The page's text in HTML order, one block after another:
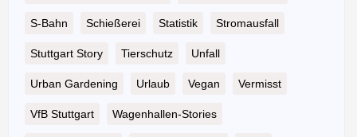
S-Bahn Schießerei Statistik Stromausfall
Stuttgart Story Tierschutz Unfall
Urban Gardening Urlaub Vegan Vermisst
VfB Stuttgart Wagenhallen-Stories